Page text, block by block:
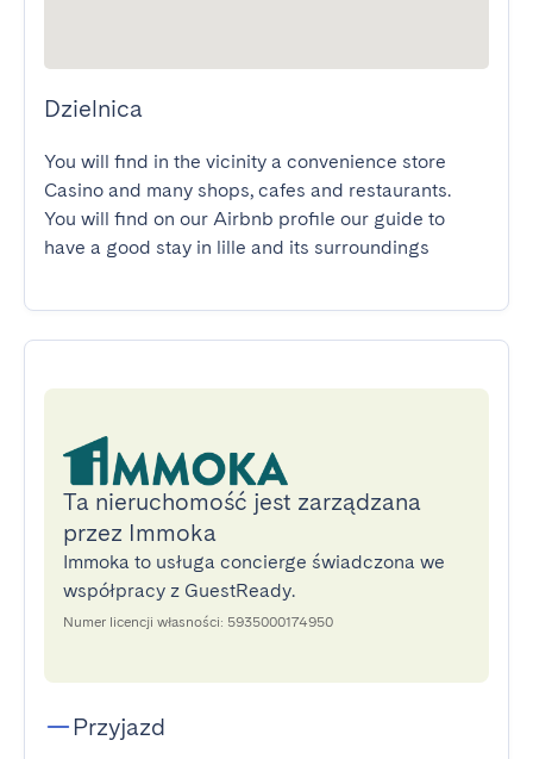
Dzielnica
You will find in the vicinity a convenience store
Casino and many shops, cafes and restaurants.
You will find on our Airbnb profile our guide to
have a good stay in lille and its surroundings
Ta nieruchomość jest zarządzana
przez Immoka
Immoka to usługa concierge świadczona we
współpracy z GuestReady.
Numer licencji własności: 5935000174950
Przyjazd